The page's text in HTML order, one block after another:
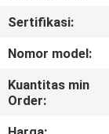
TUR
PABRIK
KONTROL
Sertifikasi:
Nomor model:
Kuantitas min
Order: